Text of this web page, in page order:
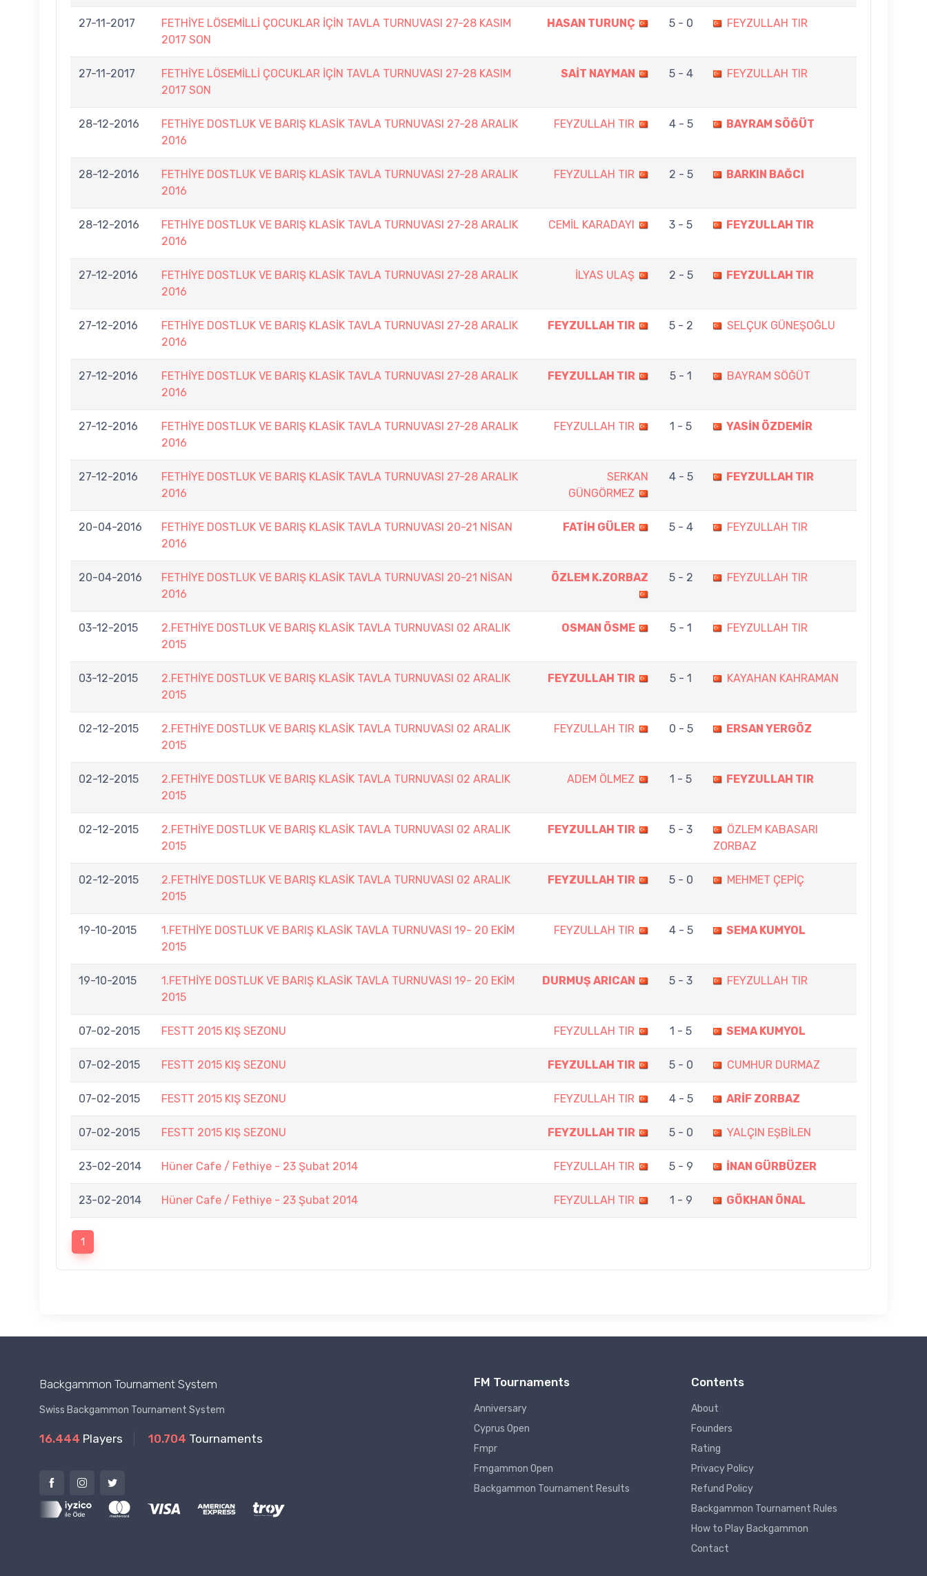
27-11-2017
FETHİYE LÖSEMİLLİ ÇOCUKLAR İÇİN TAVLA TURNUVASI 27-28 KASIM
2017 SON
HASAN TURUNÇ 5 - 0 FEYZULLAH TIR
27-11-2017
FETHİYE LÖSEMİLLİ ÇOCUKLAR İÇİN TAVLA TURNUVASI 27-28 KASIM
2017 SON
SAİT NAYMAN 5 - 4 FEYZULLAH TIR
28-12-2016
FETHİYE DOSTLUK VE BARIŞ KLASİK TAVLA TURNUVASI 27-28 ARALIK
2016
FEYZULLAH TIR 4 - 5 BAYRAM SÖĞÜT
28-12-2016
FETHİYE DOSTLUK VE BARIŞ KLASİK TAVLA TURNUVASI 27-28 ARALIK
2016
FEYZULLAH TIR 2 - 5 BARKIN BAĞCI
28-12-2016
FETHİYE DOSTLUK VE BARIŞ KLASİK TAVLA TURNUVASI 27-28 ARALIK
2016
CEMİL KARADAYI 3 - 5 FEYZULLAH TIR
27-12-2016
FETHİYE DOSTLUK VE BARIŞ KLASİK TAVLA TURNUVASI 27-28 ARALIK
2016
İLYAS ULAŞ 2 - 5 FEYZULLAH TIR
27-12-2016
FETHİYE DOSTLUK VE BARIŞ KLASİK TAVLA TURNUVASI 27-28 ARALIK
2016
FEYZULLAH TIR 5 - 2 SELÇUK GÜNEŞOĞLU
27-12-2016
FETHİYE DOSTLUK VE BARIŞ KLASİK TAVLA TURNUVASI 27-28 ARALIK
2016
FEYZULLAH TIR 5 - 1 BAYRAM SÖĞÜT
27-12-2016
FETHİYE DOSTLUK VE BARIŞ KLASİK TAVLA TURNUVASI 27-28 ARALIK
2016
FEYZULLAH TIR 1 - 5 YASİN ÖZDEMİR
27-12-2016
FETHİYE DOSTLUK VE BARIŞ KLASİK TAVLA TURNUVASI 27-28 ARALIK
2016
SERKAN
GÜNGÖRMEZ
4 - 5 FEYZULLAH TIR
20-04-2016
FETHİYE DOSTLUK VE BARIŞ KLASİK TAVLA TURNUVASI 20-21 NİSAN
2016
FATİH GÜLER 5 - 4 FEYZULLAH TIR
20-04-2016
FETHİYE DOSTLUK VE BARIŞ KLASİK TAVLA TURNUVASI 20-21 NİSAN
2016
ÖZLEM K.ZORBAZ 5 - 2 FEYZULLAH TIR
03-12-2015
2.FETHİYE DOSTLUK VE BARIŞ KLASİK TAVLA TURNUVASI 02 ARALIK
2015
OSMAN ÖSME 5 - 1 FEYZULLAH TIR
03-12-2015
2.FETHİYE DOSTLUK VE BARIŞ KLASİK TAVLA TURNUVASI 02 ARALIK
2015
FEYZULLAH TIR 5 - 1 KAYAHAN KAHRAMAN
02-12-2015
2.FETHİYE DOSTLUK VE BARIŞ KLASİK TAVLA TURNUVASI 02 ARALIK
2015
FEYZULLAH TIR 0 - 5 ERSAN YERGÖZ
02-12-2015
2.FETHİYE DOSTLUK VE BARIŞ KLASİK TAVLA TURNUVASI 02 ARALIK
2015
ADEM ÖLMEZ 1 - 5 FEYZULLAH TIR
02-12-2015
2.FETHİYE DOSTLUK VE BARIŞ KLASİK TAVLA TURNUVASI 02 ARALIK
2015
FEYZULLAH TIR 5 - 3
ÖZLEM KABASARI
ZORBAZ
02-12-2015
2.FETHİYE DOSTLUK VE BARIŞ KLASİK TAVLA TURNUVASI 02 ARALIK
2015
FEYZULLAH TIR 5 - 0 MEHMET ÇEPİÇ
19-10-2015
1.FETHİYE DOSTLUK VE BARIŞ KLASİK TAVLA TURNUVASI 19- 20 EKİM
2015
FEYZULLAH TIR 4 - 5 SEMA KUMYOL
19-10-2015
1.FETHİYE DOSTLUK VE BARIŞ KLASİK TAVLA TURNUVASI 19- 20 EKİM
2015
DURMUŞ ARICAN 5 - 3 FEYZULLAH TIR
07-02-2015 FESTT 2015 KIŞ SEZONU FEYZULLAH TIR 1 - 5 SEMA KUMYOL
07-02-2015 FESTT 2015 KIŞ SEZONU FEYZULLAH TIR 5 - 0 CUMHUR DURMAZ
07-02-2015 FESTT 2015 KIŞ SEZONU FEYZULLAH TIR 4 - 5 ARİF ZORBAZ
07-02-2015 FESTT 2015 KIŞ SEZONU FEYZULLAH TIR 5 - 0 YALÇIN EŞBİLEN
23-02-2014 Hüner Cafe / Fethiye - 23 Şubat 2014 FEYZULLAH TIR 5 - 9 İNAN GÜRBÜZER
23-02-2014 Hüner Cafe / Fethiye - 23 Şubat 2014 FEYZULLAH TIR 1 - 9 GÖKHAN ÖNAL
1
Backgammon Tournament System
Swiss Backgammon Tournament System
16.444 Players 10.704 Tournaments
FM Tournaments
Anniversary
Cyprus Open
Fmpr
Fmgammon Open
Backgammon Tournament Results
Contents
About
Founders
Rating
Privacy Policy
Refund Policy
Backgammon Tournament Rules
How to Play Backgammon
Contact